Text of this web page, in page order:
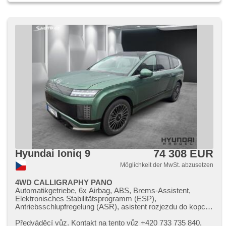
Start-Stop System, USB, Autoradio, digitální příjem rádia
Frontscheibe, Heckscheibenwischer, Getönte Scheiben,
zatmavená zadní skla, zadní pohon, Längssitzvorschub,
Ausziehbare Kopflehnen, El. Anlasser, Garantie, digitální
přístrojová deska, třetí řada sedadel, malý kožený paket
Hyundai Ioniq 9 74 308 EUR
Möglichkeit der MwSt. abzusetzen
4WD CALLIGRAPHY PANO
Automatikgetriebe, 6x Airbag, ABS, Brems-Assistent,
Elektronisches Stabilitätsprogramm (ESP),
Antriebsschlupfregelung (ASR), asistent rozjezdu do kopce
jízdním pruhu, Überwachung der Ermüdung des Fahrers,
Předváděcí vůz. Kontakt na tento vůz ​+420 733 735 840,​